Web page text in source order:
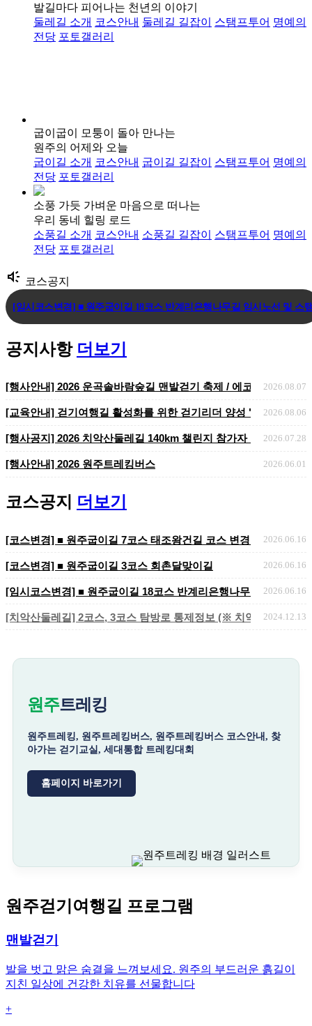
발길마다 피어나는 천년의 이야기
둘레길 소개 코스안내 둘레길 길잡이 스탬프투어 명예의
전당 포토갤러리
굽이굽이 모퉁이 돌아 만나는
원주의 어제와 오늘
굽이길 소개 코스안내 굽이길 길잡이 스탬프투어 명예의
전당 포토갤러리
소풍 가듯 가벼운 마음으로 떠나는
우리 동네 힐링 로드
소풍길 소개 코스안내 소풍길 길잡이 스탬프투어 명예의
전당 포토갤러리
brand_awareness 코스공지
[임시코스변경] ■ 원주굽이길 18코스 반계리은행나무길 임시노선 및 스
[코스변경] ■ 원주굽이길 7코스 태조왕건길 코스 변경 안내
[코스변경] ■ 원주굽이길 3코스 회촌달맞이길
공지사항 더보기
[행사안내] 2026 운곡솔바람숲길 맨발걷기 축제 / 에코힐링 맨발
2026.08.07
[교육안내] 걷기여행길 활성화를 위한 걷기리더 양성 "걷기지도자
2026.08.06
​​​​​​​[행사공지] 2026 치악산둘레길 140km 챌린지 참가자 .. 2026.07.28
[행사안내] 2026 원주트레킹버스 2026.06.01
코스공지 더보기
[코스변경] ■ 원주굽이길 7코스 태조왕건길 코스 변경 안내2026.06.16
[코스변경] ■ 원주굽이길 3코스 회촌달맞이길 2026.06.16
[임시코스변경] ■ 원주굽이길 18코스 반계리은행나무길 임시노선
2026.06.16
[치악산둘레길] 2코스, 3코스 탐방로 통제정보 (※ 치악산국립공원
2024.12.13
원주트레킹
원주트레킹, 원주트레킹버스, 원주트레킹버스 코스안내, 찾
아가는 걷기교실, 세대통합 트레킹대회
홈페이지 바로가기
원주걷기여행길 프로그램
맨발걷기
발을 벗고 맑은 숨결을 느껴보세요. 원주의 부드러운 흙길이
지친 일상에 건강한 치유를 선물합니다
+